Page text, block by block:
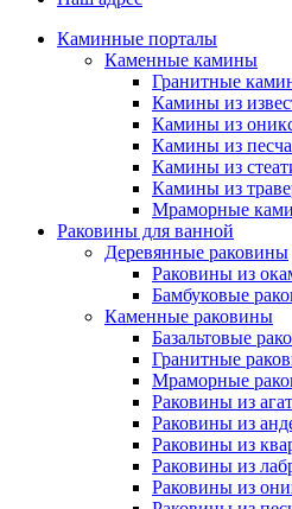
Каминные порталы
Каменные камины
Гранитные
Камины из
Камины из
Камины из
Камины из
Камины из
Мраморные
Раковины для ванной
Деревянные раковины
Раковины из
Бамбуковые
Каменные раковины
Базальтовые
Гранитные
Мраморные
Раковины из
Раковины из
Раковины из
Раковины из
Раковины из